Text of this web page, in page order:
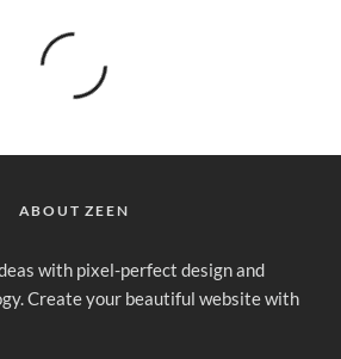
ABOUT ZEEN
with pixel-perfect design and
Create your beautiful website with